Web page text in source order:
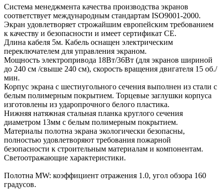
Система менеджмента качества производства экранов
соответствует международным стандартам ISO9001-2000.
Экран удовлетворяет строжайшим европейским требованием
к качеству и безопасности и имеет сертификат СЕ.
Длина кабеля 5м. Кабель оснащен электрическим
переключателем для управления экраном.
Мощность электропривода 18Вт/36Вт (для экранов шириной
до 240 см /свыше 240 см), скорость вращения двигателя 15 об./
мин.
Корпус экрана с шестиугольного сечения выполнен из стали с
белым полимерным покрытием. Торцевые заглушки корпуса
изготовлены из ударопрочного белого пластика.
Нижняя натяжная стальная планка круглого сечения
диаметром 13мм с белым полимерным покрытием.
Материалы полотна экрана экологически безопасны,
полностью удовлетворяют требования пожарной
безопасности к строительным материалам и компонентам.
Светоотражающие характеристики.
Полотна MW: коэффициент отражения 1.0, угол обзора 160
градусов.